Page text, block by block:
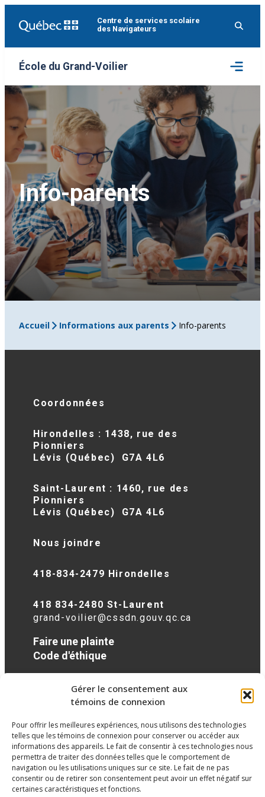
Gérer le consentement aux
témoins de connexion
Pour offrir les meilleures expériences, nous utilisons des technologies
telles que les témoins de connexion pour conserver ou accéder aux
informations des appareils. Le fait de consentir à ces technologies nous
permettra de traiter des données telles que le comportement de
navigation ou les utilisations uniques sur ce site. Le fait de ne pas
consentir ou de retirer son consentement peut avoir un effet négatif sur
certaines caractéristiques et fonctions.
Centre de services scolaire
des Navigateurs
École du Grand-Voilier
Ouvrir
le
menu
Info-parents
Accueil Informations aux parents Info-parents
Coordonnées
Hirondelles : 1438, rue des
Pionniers
Lévis (Québec) G7A 4L6
Saint-Laurent : 1460, rue des
Pionniers
Lévis (Québec) G7A 4L6
Nous joindre
418-834-2479 Hirondelles
418 834-2480 St-Laurent
grand-voilier@cssdn.gouv.qc.ca
Faire une plainte
Code d'éthique
Réseaux sociaux
facebook